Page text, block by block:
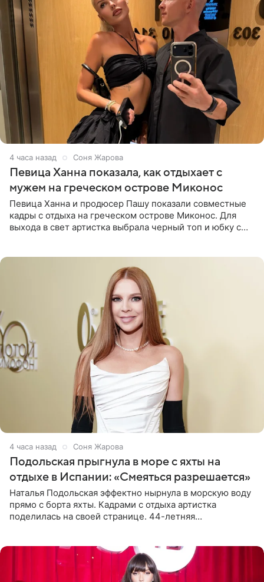
4 часа назад Соня Жарова
Певица Ханна показала, как отдыхает с
мужем на греческом острове Миконос
Певица Ханна и продюсер Пашу показали совместные
кадры с отдыха на греческом острове Миконос. Для
выхода в свет артистка выбрала черный топ и юбку с
4 часа назад Соня Жарова
Подольская прыгнула в море с яхты на
отдыхе в Испании: «Смеяться разрешается»
Наталья Подольская эффектно нырнула в морскую воду
прямо с борта яхты. Кадрами с отдыха артистка
поделилась на своей странице. 44-летняя